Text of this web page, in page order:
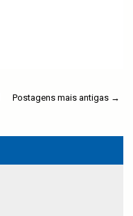
Postagens mais antigas →